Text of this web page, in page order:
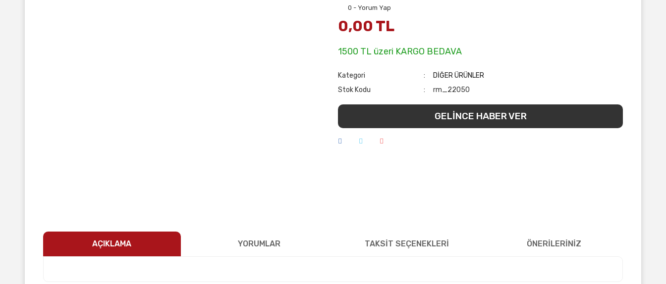
0 - Yorum Yap
0,00 TL
1500 TL üzeri KARGO BEDAVA
Kategori
DİĞER ÜRÜNLER
Stok Kodu
rm_22050
GELİNCE HABER VER
AÇIKLAMA YORUMLAR TAKSİT SEÇENEKLERİ ÖNERİLERİNİZ